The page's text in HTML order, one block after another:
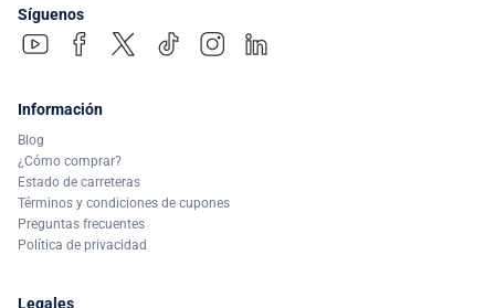
Síguenos
Información
Blog
¿Cómo comprar?
Estado de carreteras
Términos y condiciones de cupones
Preguntas frecuentes
Política de privacidad
Legales